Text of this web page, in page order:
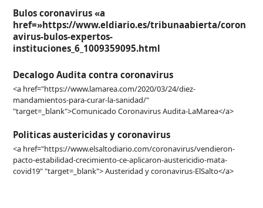
Bulos coronavirus «a
href=»https://www.eldiario.es/tribunaabierta/coron
avirus-bulos-expertos-
instituciones_6_1009359095.html
Decalogo Audita contra coronavirus
<a href="https://www.lamarea.com/2020/03/24/diez-
mandamientos-para-curar-la-sanidad/"
"target=_blank">Comunicado Coronavirus Audita-LaMarea</a>
Politicas austericidas y coronavirus
<a href="https://www.elsaltodiario.com/coronavirus/vendieron-
pacto-estabilidad-crecimiento-ce-aplicaron-austericidio-mata-
covid19" "target=_blank"> Austeridad y coronavirus-ElSalto</a>